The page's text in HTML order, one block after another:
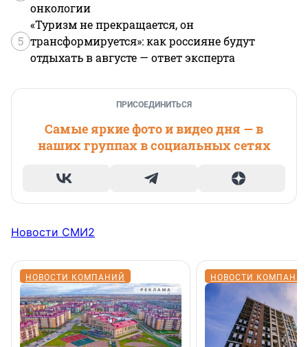
онкологии
5
«Туризм не прекращается, он
трансформируется»: как россияне будут
отдыхать в августе — ответ эксперта
ПРИСОЕДИНИТЬСЯ
Самые яркие фото и видео дня — в
наших группах в социальных сетях
Новости СМИ2
НОВОСТИ КОМПАНИЙ НОВОСТИ